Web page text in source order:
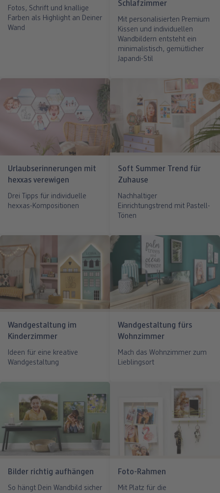
Art Prints
Fotoaufsteller mit Standfuß
Biometrisches Passbild
Analog Services
Poster
Poster mit Rahmen
Mehrteilige Bilder
Große Fotos
Express-Abholung
Handyhüllen
Kissen & Textilien
Für unterwegs
Geschenkboxen
Art Prints
Haustier
Einschulung
Karte konfigurieren
Foto- & Postkarten
Karte mit Einsteckfoto
Einzelkarten im Direktversand
Fotoleinwand
Fotos, Schrift und knallige
Farben als Highlight an Deiner
Wand
Schlafzimmer
Mit personalisierten Premium
Kissen und individuellen
Wandbildern entsteht ein
minimalistisch, gemütlicher
Japandi-Stil
Urlaubserinnerungen mit
hexxas verewigen
Drei Tipps für individuelle
hexxas-Kompositionen
Soft Summer Trend für
Zuhause
Nachhaltiger
Einrichtungstrend mit Pastell-
Tönen
Wandgestaltung im
Kinderzimmer
Ideen für eine kreative
Wandgestaltung
Wandgestaltung fürs
Wohnzimmer
Mach das Wohnzimmer zum
Lieblingsort
Bilder richtig aufhängen
So hängt Dein Wandbild sicher
Foto-Rahmen
Mit Platz für die